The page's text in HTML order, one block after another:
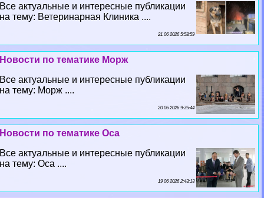
Все актуальные и интересные публикации
на тему: Ветеринарная Клиника ....
21 06 2026 5:58:59
Новости по тематике Морж
Все актуальные и интересные публикации
на тему: Морж ....
20 06 2026 9:35:44
Новости по тематике Оса
Все актуальные и интересные публикации
на тему: Оса ....
19 06 2026 2:43:13